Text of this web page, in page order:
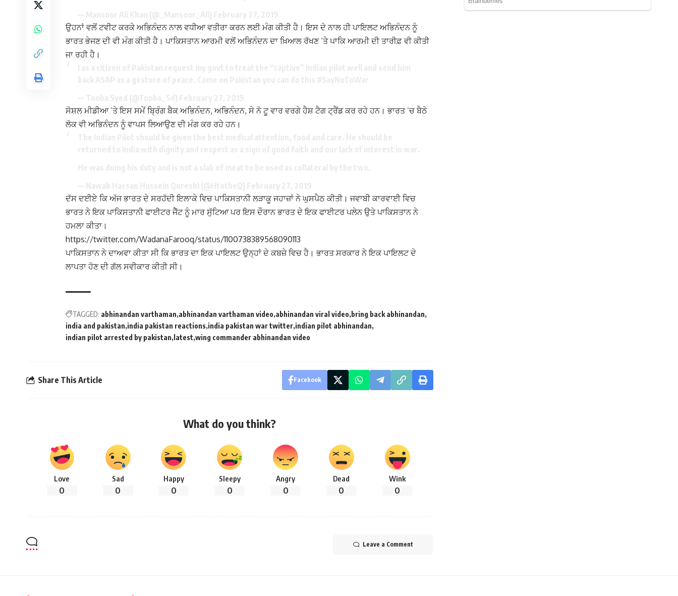
ਉਹਨਾਂ ਵਲੋਂ ਟਵੀਟ ਕਰਕੇ ਅਭਿਨੰਦਨ ਨਾਲ ਵਧੀਆ ਵਤੀਰਾ ਕਰਨ ਲਈ ਮੰਗ ਕੀਤੀ ਹੈ। ਇਸ ਦੇ ਨਾਲ ਹੀ ਪਾਇਲਟ ਅਭਿਨੰਦਨ ਨੂੰ
ਭਾਰਤ ਭੇਜਣ ਦੀ ਵੀ ਮੰਗ ਕੀਤੀ ਹੈ। ਪਾਕਿਸਤਾਨ ਆਰਮੀ ਵਲੋਂ ਅਭਿਨੰਦਨ ਦਾ ਖ਼ਿਆਲ ਰੱਖਣ ’ਤੇ ਪਾਕਿ ਆਰਮੀ ਦੀ ਤਾਰੀਫ਼ ਵੀ ਕੀਤੀ
ਜਾ ਰਹੀ ਹੈ।
ਸੋਸ਼ਲ ਮੀਡੀਆ ’ਤੇ ਇਸ ਸਮੇਂ ਬ੍ਰਿੰਗ ਬੈਕ ਅਭਿਨੰਦਨ, ਅਭਿਨੰਦਨ, ਸੇ ਨੋ ਟੂ ਵਾਰ ਵਰਗੇ ਹੈਸ਼ ਟੈਗ ਟ੍ਰੈਂਡ ਕਰ ਰਹੇ ਹਨ। ਭਾਰਤ ’ਚ ਬੈਠੇ
ਲੋਕ ਵੀ ਅਭਿਨੰਦਨ ਨੂੰ ਵਾਪਸ ਲਿਆਉਣ ਦੀ ਮੰਗ ਕਰ ਰਹੇ ਹਨ।
ਦੱਸ ਦਈਏ ਕਿ ਅੱਜ ਭਾਰਤ ਦੇ ਸਰਹੱਦੀ ਇਲਾਕੇ ਵਿਚ ਪਾਕਿਸਤਾਨੀ ਲੜਾਕੂ ਜਹਾਜ਼ਾਂ ਨੇ ਘੁਸਪੈਠ ਕੀਤੀ। ਜਵਾਬੀ ਕਾਰਵਾਈ ਵਿਚ
ਭਾਰਤ ਨੇ ਇਕ ਪਾਕਿਸਤਾਨੀ ਫਾਈਟਰ ਜੈੱਟ ਨੂੰ ਮਾਰ ਸੁੱਟਿਆ ਪਰ ਇਸ ਦੌਰਾਨ ਭਾਰਤ ਦੇ ਇਕ ਫਾਈਟਰ ਪਲੇਨ ਉਤੇ ਪਾਕਿਸਤਾਨ ਨੇ
ਹਮਲਾ ਕੀਤਾ।
https://twitter.com/WadanaFarooq/status/1100738389568090113
ਪਾਕਿਸਤਾਨ ਨੇ ਦਾਅਵਾ ਕੀਤਾ ਸੀ ਕਿ ਭਾਰਤ ਦਾ ਇਕ ਪਾਇਲਟ ਉਨ੍ਹਾਂ ਦੇ ਕਬਜ਼ੇ ਵਿਚ ਹੈ। ਭਾਰਤ ਸਰਕਾਰ ਨੇ ਇਕ ਪਾਇਲਟ ਦੇ
ਲਾਪਤਾ ਹੋਣ ਦੀ ਗੱਲ ਸਵੀਕਾਰ ਕੀਤੀ ਸੀ।
TAGGED: abhinandan varthaman abhinandan varthaman video abhinandan viral video bring back abhinandan
india and pakistan india pakistan reactions india pakistan war twitter indian pilot abhinandan
indian pilot arrested by pakistan latest wing commander abhinandan video
Share This Article Facebook
What do you think?
Love
0
Sad
0
Happy
0
Sleepy
0
Angry
0
Dead
0
Wink
0
Leave a Comment